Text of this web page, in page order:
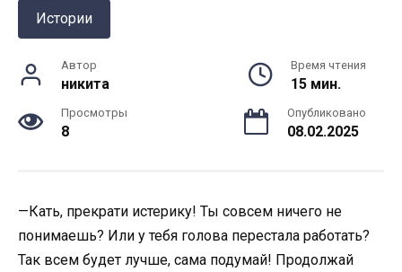
Истории
Автор
никита
Время чтения
15 мин.
Просмотры
8
Опубликовано
08.02.2025
—Кать, прекрати истерику! Ты совсем ничего не
понимаешь? Или у тебя голова перестала работать?
Так всем будет лучше, сама подумай! Продолжай